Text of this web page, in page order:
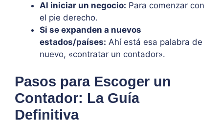
Al iniciar un negocio: Para comenzar con
el pie derecho.
Si se expanden a nuevos
estados/países: Ahí está esa palabra de
nuevo, «contratar un contador».
Pasos para Escoger un
Contador: La Guía
Definitiva